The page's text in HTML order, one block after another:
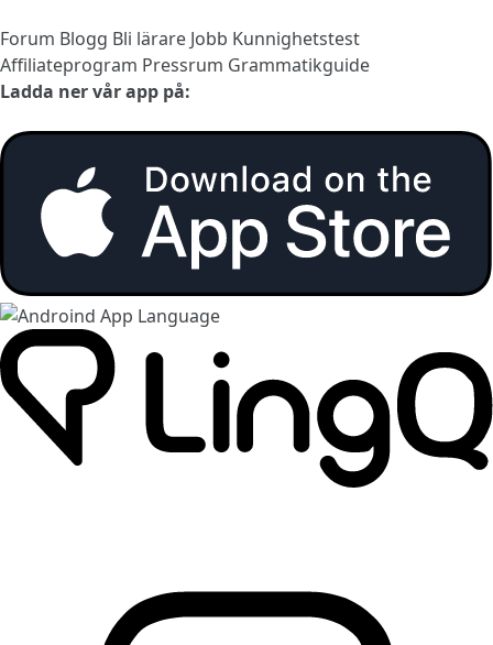
Forum Blogg Bli lärare Jobb Kunnighetstest
Affiliateprogram Pressrum Grammatikguide
Ladda ner vår app på: